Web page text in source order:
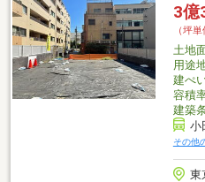
3億
（坪単
土地
用途
建ぺ
容積
建築
小
その他
東